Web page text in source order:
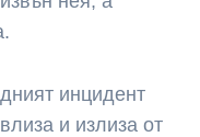
инцидент
и излиза от